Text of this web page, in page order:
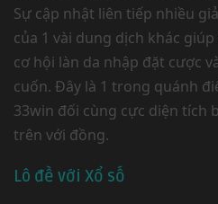
Sự cập nhật liên tiếp nhiều
của 1 vài dung dịch khác
cơ hội làn da nhập đặt cược
cuốn. Đây là 1 trong quánh
33win đối cùng cực diện tích
trên với đồng.
Lô đề với Xổ số